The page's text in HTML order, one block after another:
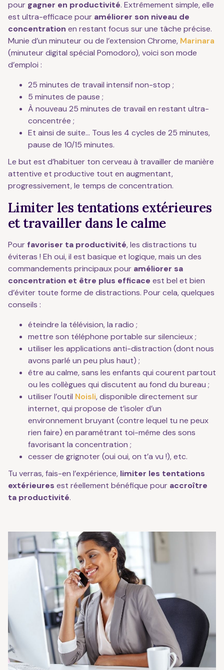
pour gagner en productivité. Extrêmement simple, elle
est ultra-efficace pour améliorer son niveau de
concentration en restant focus sur une tâche précise.
Munie d’un minuteur ou de l’extension Chrome, Marinara
(minuteur digital spécial Pomodoro), voici son mode
d’emploi :
25 minutes de travail intensif non-stop ;
5 minutes de pause ;
À nouveau 25 minutes de travail en restant ultra-
concentrée ;
Et ainsi de suite… Tous les 4 cycles de 25 minutes,
pause de 10/15 minutes.
Le but est d’habituer ton cerveau à travailler de manière
attentive et productive tout en augmentant,
progressivement, le temps de concentration.
Limiter les tentations extérieures
et travailler dans le calme
Pour favoriser ta productivité, les distractions tu
éviteras ! Eh oui, il est basique et logique, mais un des
commandements principaux pour améliorer sa
concentration et être plus efficace est bel et bien
d’éviter toute forme de distractions. Pour cela, quelques
conseils :
éteindre la télévision, la radio ;
mettre son téléphone portable sur silencieux ;
utiliser les applications anti-distraction (dont nous
avons parlé un peu plus haut) ;
être au calme, sans les enfants qui courent partout
ou les collègues qui discutent au fond du bureau ;
utiliser l’outil Noisli, disponible directement sur
internet, qui propose de t’isoler d’un
environnement bruyant (contre lequel tu ne peux
rien faire) en paramétrant toi-même des sons
favorisant la concentration ;
cesser de grignoter (oui oui, on t’a vu !), etc.
Tu verras, fais-en l’expérience, limiter les tentations
extérieures est réellement bénéfique pour accroître
ta productivité.